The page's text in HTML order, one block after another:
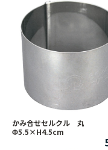
かみ合せセルクル 丸
Φ5.5×H4.5cm